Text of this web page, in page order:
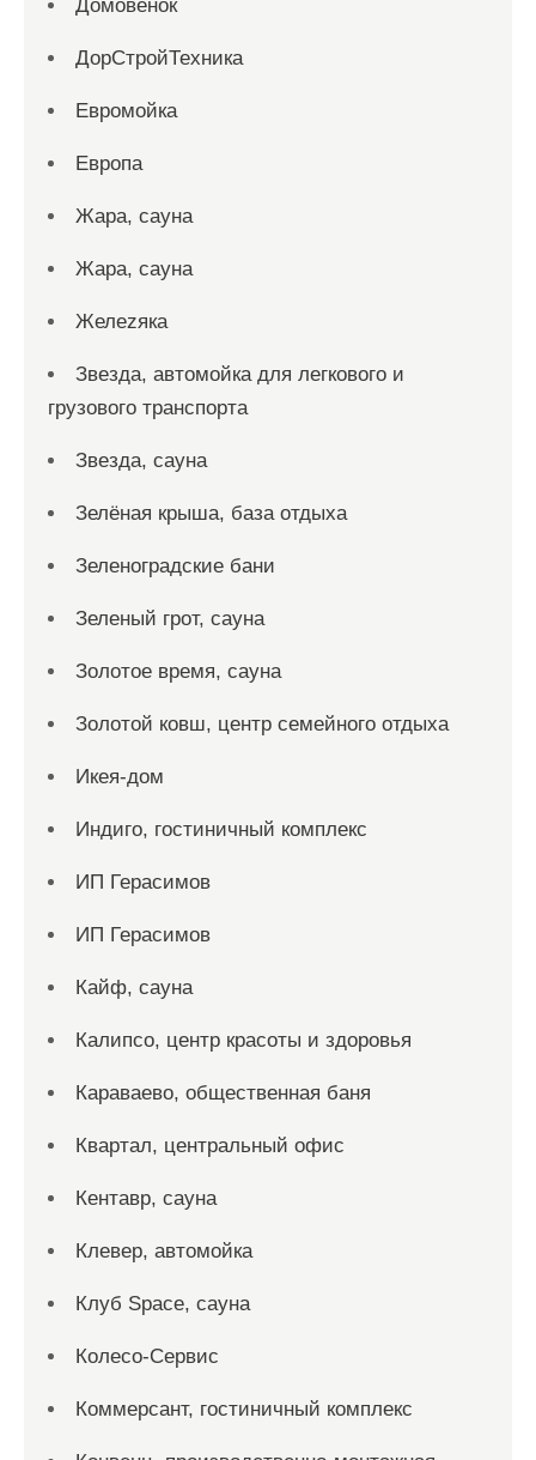
Домовенок
ДорСтройТехника
Евромойка
Европа
Жара, сауна
Жара, сауна
Желеzяка
Звезда, автомойка для легкового и
грузового транспорта
Звезда, сауна
Зелёная крыша, база отдыха
Зеленоградские бани
Зеленый грот, сауна
Золотое время, сауна
Золотой ковш, центр семейного отдыха
Икея-дом
Индиго, гостиничный комплекс
ИП Герасимов
ИП Герасимов
Кайф, сауна
Калипсо, центр красоты и здоровья
Караваево, общественная баня
Квартал, центральный офис
Кентавр, сауна
Клевер, автомойка
Клуб Space, сауна
Колесо-Сервис
Коммерсант, гостиничный комплекс